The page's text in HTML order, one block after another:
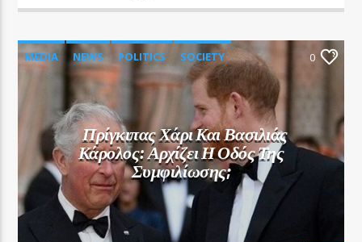
MEDIA NEWS POLITICS
SOCIETY
WORLD NEWS
0
Πρίγκιπας Χάρι Και Βασιλιάς
Κάρολος: Αρχίζει Η Οδός Της
Συμφιλίωσης;